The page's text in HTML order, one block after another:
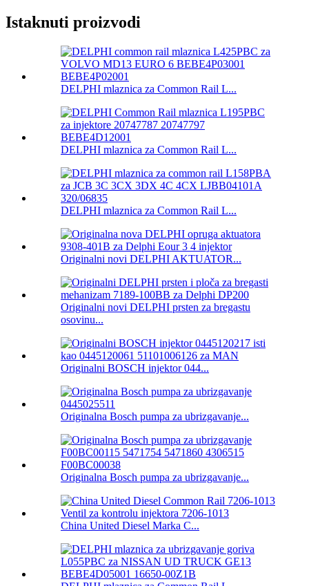
Istaknuti proizvodi
DELPHI mlaznica za Common Rail L...
DELPHI mlaznica za Common Rail L...
DELPHI mlaznica za Common Rail L...
Originalni novi DELPHI AKTUATOR...
Originalni novi DELPHI prsten za bregastu
osovinu...
Originalni BOSCH injektor 044...
Originalna Bosch pumpa za ubrizgavanje...
Originalna Bosch pumpa za ubrizgavanje...
China United Diesel Marka C...